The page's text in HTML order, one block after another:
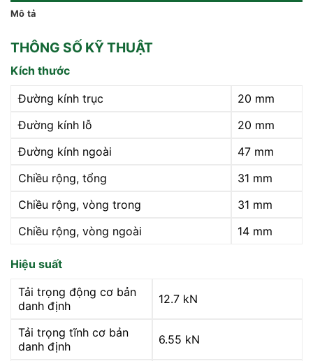
Mô tả
THÔNG SỐ KỸ THUẬT
Kích thước
Đường kính trục
20 mm
Đường kính lỗ
20 mm
Đường kính ngoài
47 mm
Chiều rộng, tổng
31 mm
Chiều rộng, vòng trong
31 mm
Chiều rộng, vòng ngoài
14 mm
Hiệu suất
Tải trọng động cơ bản
danh định
12.7 kN
Tải trọng tĩnh cơ bản
danh định
6.55 kN